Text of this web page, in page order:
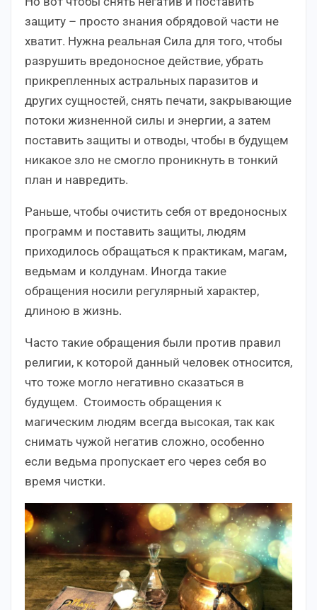
защиту – просто знания обрядовой части не
хватит. Нужна реальная Сила для того, чтобы
разрушить вредоносное действие, убрать
прикрепленных астральных паразитов и
других сущностей, снять печати, закрывающие
потоки жизненной силы и энергии, а затем
поставить защиты и отводы, чтобы в будущем
никакое зло не смогло проникнуть в тонкий
план и навредить.
Раньше, чтобы очистить себя от вредоносных
программ и поставить защиты, людям
приходилось обращаться к практикам, магам,
ведьмам и колдунам. Иногда такие
обращения носили регулярный характер,
длиною в жизнь.
Часто такие обращения были против правил
религии, к которой данный человек относится,
что тоже могло негативно сказаться в
будущем. Стоимость обращения к
магическим людям всегда высокая, так как
снимать чужой негатив сложно, особенно
если ведьма пропускает его через себя во
время чистки.